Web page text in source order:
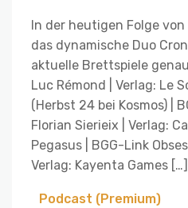
In der heutigen Folge
das dynamische Duo
aktuelle Brettspiele
Luc Rémond | Verlag: Le
(Herbst 24 bei Kosmos) |
Florian Sierieix | Verlag:
Pegasus | BGG-Link
Verlag: Kayenta Games […]
Podcast (Premium)